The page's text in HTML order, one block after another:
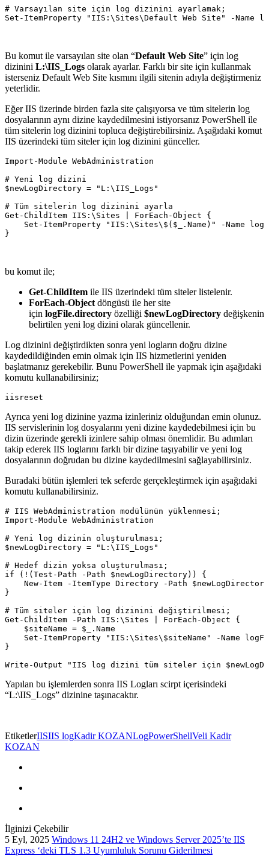
# Varsayılan site için log dizinini ayarlamak;
Bu komut ile varsayılan site olan “Default Web Site” için log
dizinini L:\IIS_Logs olarak ayarlar. Farklı bir site için kullanmak
isterseniz Default Web Site kısmını ilgili sitenin adıyla değiştirmeniz
yeterlidir.
Eğer IIS üzerinde birden fazla site çalışıyorsa ve tüm sitelerin log
dosyalarının aynı dizine kaydedilmesini istiyorsanız PowerShell ile
tüm sitelerin log dizinini topluca değiştirebilirsiniz. Aşağıdaki komut
IIS üzerindeki tüm siteler için log dizinini günceller.
Import-Module WebAdministration
# Yeni log dizini
$newLogDirectory = "L:\IIS_Logs"
# Tüm sitelerin log dizinini ayarla
Get-ChildItem IIS:\Sites | ForEach-Object {
Set-ItemProperty "IIS:\Sites\$($_.Name)" -Name
bu komut ile;
Get-ChildItem ile IIS üzerindeki tüm siteler listelenir.
ForEach-Object döngüsü ile her site
için logFile.directory özelliği $newLogDirectory
belirtilen yeni log dizini olarak güncellenir.
Log dizinini değiştirdikten sonra yeni logların doğru dizine
kaydedildiğinden emin olmak için IIS hizmetlerini yeniden
başlatmanız gerekebilir. Bunu PowerShell ile yapmak için aşağıdaki
komutu kullanabilirsiniz;
Ayrıca yeni log dizinine yazma izinleriniz olduğundan emin olunuz.
IIS servislerinin log dosyalarını yeni dizine kaydedebilmesi için bu
dizin üzerinde gerekli izinlere sahip olması önemlidir. Bu adımları
takip ederek IIS loglarını farklı bir dizine taşıyabilir ve yeni log
dosyalarının doğrudan bu dizine kaydedilmesini sağlayabilirsiniz.
Buradaki bütün işlemleri tek seferde gerçekleştirmek için aşağıdaki
komutu kullanabilirsiniz.
# IIS WebAdministration modülünün yüklenmesi;
Import-Module WebAdministration
# Yeni log dizinin oluşturulması;
$newLogDirectory = "L:\IIS_Logs"
# Hedef dizin yoksa oluşturulması;
if (!(Test-Path -Path $newLogDirectory)) {
    New-Item -ItemType Directory -Path $newLogDirectory
}
# Tüm siteler için log dizinini değiştirilmesi;
Get-ChildItem -Path IIS:\Sites | ForEach-Object {
    $siteName = $_.Name
Set-ItemProperty "IIS:\Sites\$siteName" -Name
}
Yapılan bu işlemlerden sonra IIS Logları scirpt içerisindeki
“L:\IIS_Logs” dizinine taşınacaktır.
EtiketlerIISIIS logKadir KOZANLogPowerShellVeli Kadir
KOZAN
İlginizi Çekebilir
5 Eyl, 2025 Windows 11 24H2 ve Windows Server 2025’te IIS
Express ‘deki TLS 1.3 Uyumluluk Sorunu Giderilmesi